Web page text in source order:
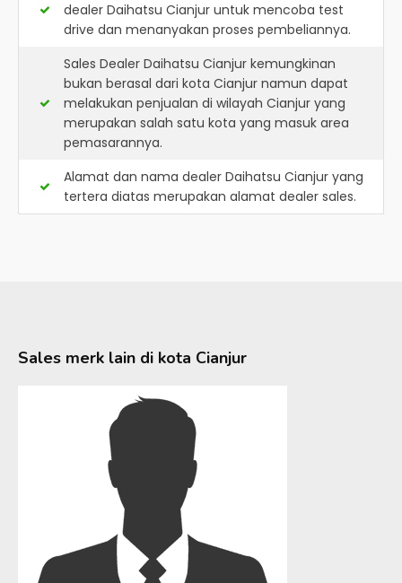
dealer Daihatsu Cianjur untuk mencoba test
drive dan menanyakan proses pembeliannya.
Sales Dealer Daihatsu Cianjur kemungkinan
bukan berasal dari kota Cianjur namun dapat
melakukan penjualan di wilayah Cianjur yang
merupakan salah satu kota yang masuk area
pemasarannya.
Alamat dan nama dealer Daihatsu Cianjur yang
tertera diatas merupakan alamat dealer sales.
Sales merk lain di kota Cianjur